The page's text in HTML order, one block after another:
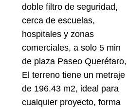
doble filtro de seguridad,
cerca de escuelas,
hospitales y zonas
comerciales, a solo 5 min
de plaza Paseo Querétaro,
El terreno tiene un metraje
de 196.43 m2, ideal para
cualquier proyecto, forma